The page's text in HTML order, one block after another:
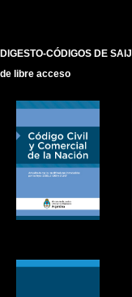
DIGESTO-CÓDIGOS DE SAIJ
de libre acceso